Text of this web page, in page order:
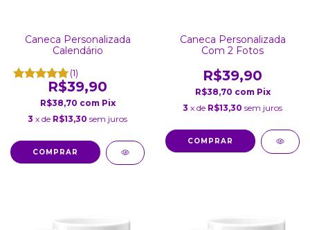
Caneca Personalizada
Calendário
(1)
R$39,90
R$38,70 com Pix
3 x de R$13,30 sem juros
COMPRAR
Caneca Personalizada
Com 2 Fotos
R$39,90
R$38,70 com Pix
3 x de R$13,30 sem juros
COMPRAR